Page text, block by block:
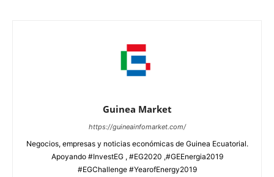
Guinea Market
https://guineainfomarket.com/
Negocios, empresas y noticias económicas de Guinea Ecuatorial.
Apoyando #InvestEG , #EG2020 ,#GEEnergia2019
#EGChallenge #YearofEnergy2019